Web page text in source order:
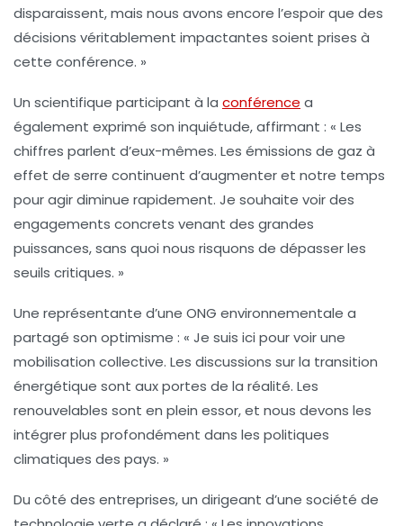
disparaissent, mais nous avons encore l’espoir que des
décisions véritablement impactantes soient prises à
cette conférence. »
Un scientifique participant à la conférence a
également exprimé son inquiétude, affirmant : « Les
chiffres parlent d’eux-mêmes. Les émissions de gaz à
effet de serre continuent d’augmenter et notre temps
pour agir diminue rapidement. Je souhaite voir des
engagements concrets venant des grandes
puissances, sans quoi nous risquons de dépasser les
seuils critiques. »
Une représentante d’une ONG environnementale a
partagé son optimisme : « Je suis ici pour voir une
mobilisation collective. Les discussions sur la transition
énergétique sont aux portes de la réalité. Les
renouvelables sont en plein essor, et nous devons les
intégrer plus profondément dans les politiques
climatiques des pays. »
Du côté des entreprises, un dirigeant d’une société de